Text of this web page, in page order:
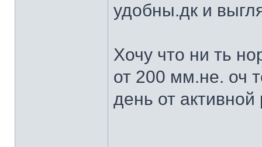
удобны.дк и
Хочу что ни ть
от 200 мм.не. оч
день от